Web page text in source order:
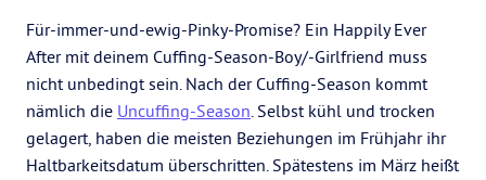
Für-immer-und-ewig-Pinky-Promise? Ein Happily Ever
After mit deinem Cuffing-Season-Boy/-Girlfriend muss
nicht unbedingt sein. Nach der Cuffing-Season kommt
nämlich die Uncuffing-Season. Selbst kühl und trocken
gelagert, haben die meisten Beziehungen im Frühjahr ihr
Haltbarkeitsdatum überschritten. Spätestens im März heißt